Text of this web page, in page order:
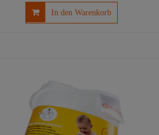
In den Warenkorb